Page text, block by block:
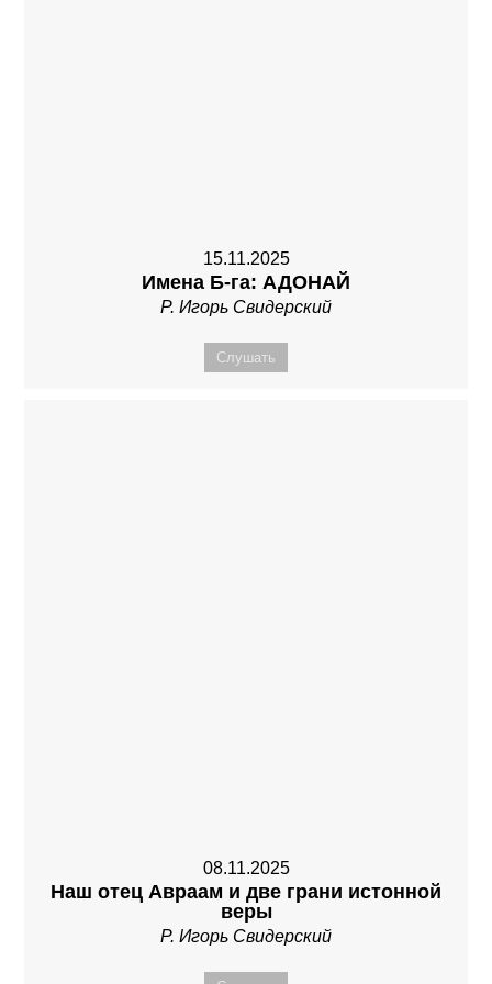
15.11.2025
Имена Б-га: АДОНАЙ
Р. Игорь Свидерский
Слушать
08.11.2025
Наш отец Авраам и две грани истонной
веры
Р. Игорь Свидерский